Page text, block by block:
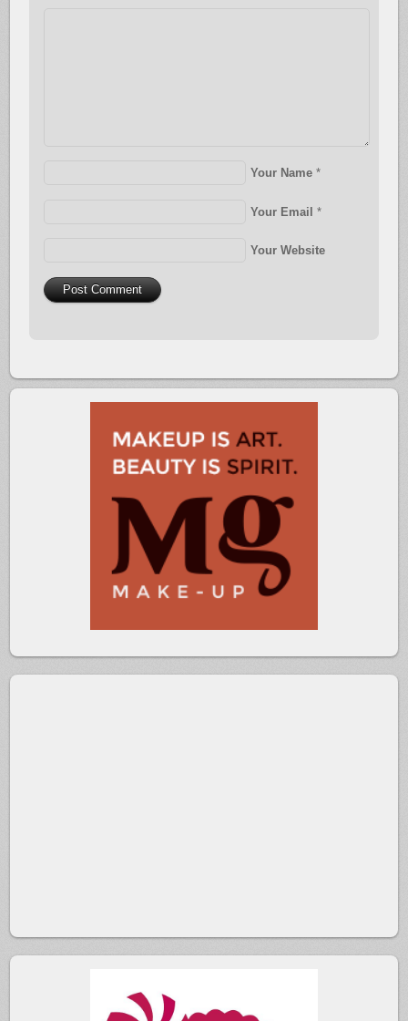
Your Name *
Your Email *
Your Website